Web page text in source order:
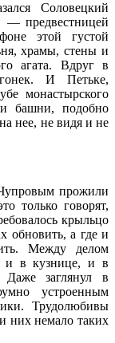
Соловецкий
— предвестницей
этой густой
храмы, стены и
агата. Вдруг в
И Петьке,
монастырского
башни, подобно
нее, не видя и не
прожили
только говорят,
крыльцо
обновить, а где и
Между делом
и в кузнице, и в
заглянул в
устроенным
Трудолюбивы
них немало таких